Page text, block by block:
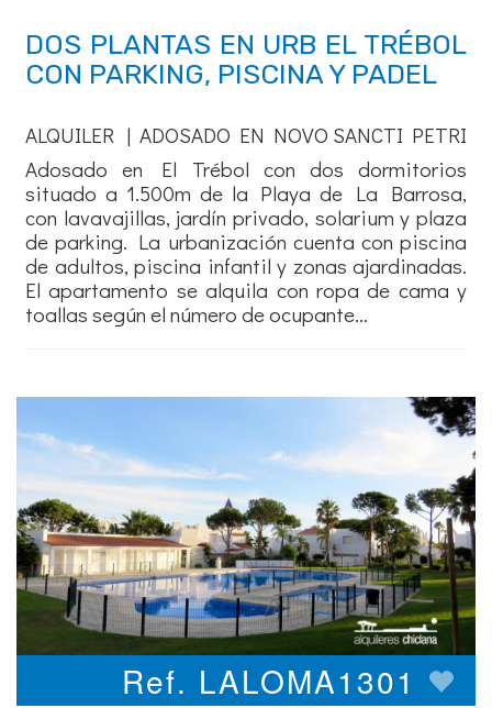
DOS PLANTAS EN URB EL TRÉBOL
CON PARKING, PISCINA Y PADEL
ALQUILER | ADOSADO EN NOVO SANCTI PETRI
Adosado en El Trébol con dos dormitorios
situado a 1.500m de la Playa de La Barrosa,
con lavavajillas, jardín privado, solarium y plaza
de parking. La urbanización cuenta con piscina
de adultos, piscina infantil y zonas ajardinadas.
El apartamento se alquila con ropa de cama y
toallas según el número de ocupante...
Ref. LALOMA1301